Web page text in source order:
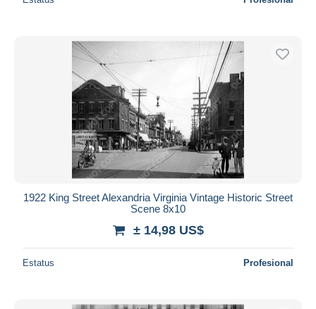
1922 King Street Alexandria Virginia Vintage Historic Street
Scene 8x10
± 14,98 US$
Estatus Profesional